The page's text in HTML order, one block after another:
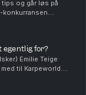
og går løs på
konkurransen.
mye bedre kjent
egentlig for?
Emilie Teige
til Karpeworld.
egentlig dette